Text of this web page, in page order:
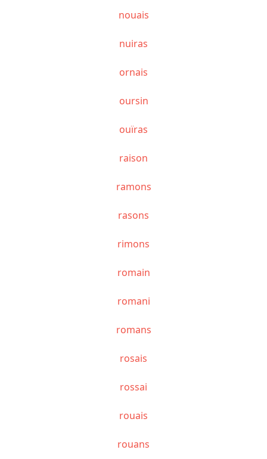
nouais
nuiras
ornais
oursin
ouïras
raison
ramons
rasons
rimons
romain
romani
romans
rosais
rossai
rouais
rouans